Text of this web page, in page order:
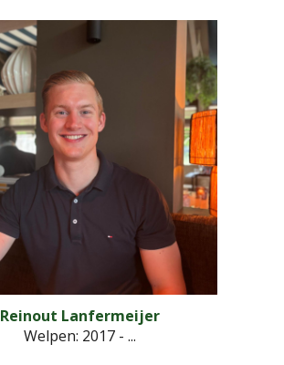
Reinout Lanfermeijer
Welpen: 2017 - ...